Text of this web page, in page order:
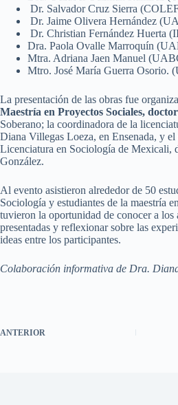
Dr. Salvador Cruz Sierra
Dr. Jaime Olivera Hernández
Dr. Christian Fernández Huerta
Dra. Paola Ovalle Marroquín
Mtra. Adriana Jaen Manuel
Mtro. José María Guerra Osorio.
La presentación de las obras fue
Maestría en Proyectos Sociales,
Soberano; la coordinadora de la
Diana Villegas Loeza, en Ensenada, y
Licenciatura en Sociología de Mexicali,
González.
Al evento asistieron alrededor de 50
Sociología y estudiantes de la maestría
tuvieron la oportunidad de conocer a los
presentadas y reflexionar sobre las
ideas entre los participantes.
Colaboración informativa de Dra.
ANTERIOR